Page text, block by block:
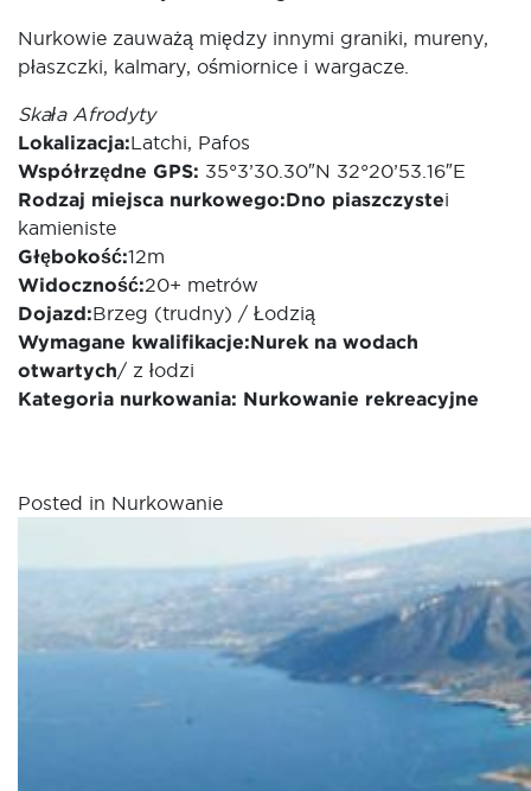
Nurkowie zauważą między innymi graniki, mureny,
płaszczki, kalmary, ośmiornice i wargacze.
Skała Afrodyty
Lokalizacja:Latchi, Pafos
Współrzędne GPS: 35°3’30.30″N 32°20’53.16″E
Rodzaj miejsca nurkowego:Dno piaszczystei
kamieniste
Głębokość:12m
Widoczność:20+ metrów
Dojazd:Brzeg (trudny) / Łodzią
Wymagane kwalifikacje:Nurek na wodach
otwartych/ z łodzi
Kategoria nurkowania: Nurkowanie rekreacyjne
Posted in Nurkowanie